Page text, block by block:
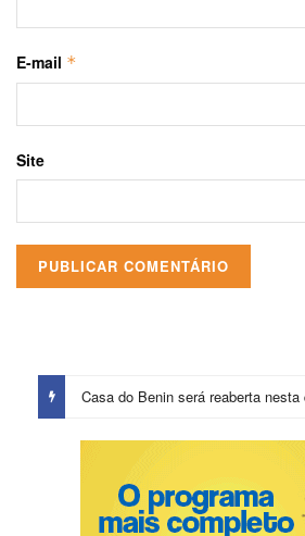
E-mail *
Site